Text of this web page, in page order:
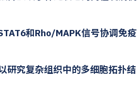
和Rho/MAPK信号协调免疫
研究复杂组织中的多细胞拓扑结